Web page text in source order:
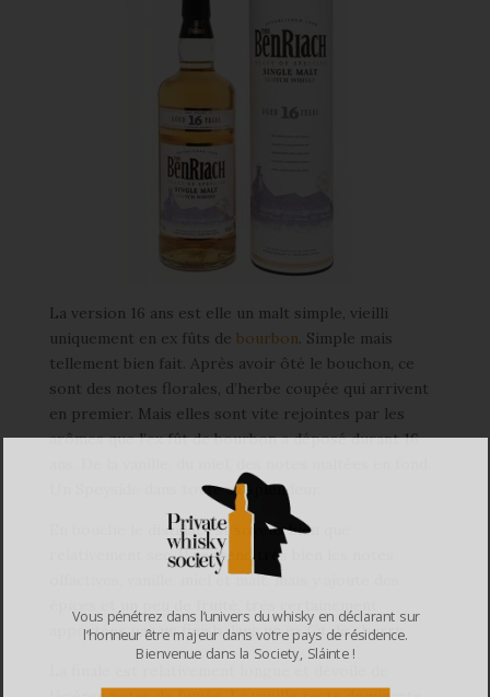
La version 16 ans est elle un malt simple, vieilli
uniquement en ex fûts de bourbon. Simple mais
tellement bien fait. Après avoir ôté le bouchon, ce
sont des notes florales, d’herbe coupée qui arrivent
en premier. Mais elles sont vite rejointes par les
arômes que l’ex fût de bourbon a déposé durant 16
Un Speyside dans toute sa splendeur.
En bouche le distillat est soyeux bien que
relativement sec. Il reprend très bien les notes
olfactives, vanille, miel et malt, mais y ajoute des
apportées par un finish dans un ex fût de sherry.
Vous pénétrez dans l’univers du whisky en déclarant sur
l’honneur être majeur dans votre pays de résidence.
Bienvenue dans la Society, Sláinte !